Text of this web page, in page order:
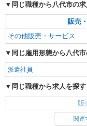
同じ職種から八代市の
販売
その他販売・サービス
同じ雇用形態から八代
派遣社員
同じ職種から求人を探す
販
関連